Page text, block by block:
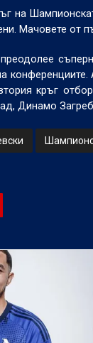
на
Мачовете от
кръг
Динамо